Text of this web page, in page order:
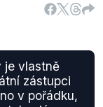
je vlastně
zástupci
v pořádku,